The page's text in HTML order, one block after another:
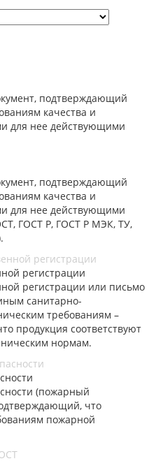
подтверждающий
качества и
для нее действующими
подтверждающий
качества и
для нее действующими
ГОСТ Р, ГОСТ Р МЭК, ТУ,
регистрации
регистрации или письмо
санитарно-
требованиям –
продукция соответствуют
нормам.
(пожарный
что
пожарной